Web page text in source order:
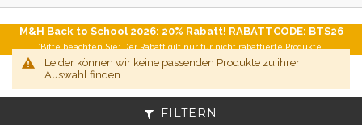
M&H Back to School 2026: 20% Rabatt! RABATTCODE: BTS26
*Bitte beachten Sie: Der Rabatt gilt nur für nicht rabattierte Produkte.
Leider können wir keine passenden Produkte zu ihrer
Auswahl finden.
FILTERN